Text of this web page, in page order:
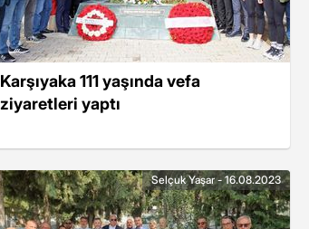
Karşıyaka 111 yaşında vefa
ziyaretleri yaptı
Selçuk Yaşar - 16.08.2023